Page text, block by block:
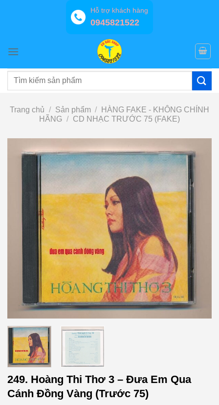
Hỗ trợ khách hàng
0945821522
Tìm
Trang chủ / Sản phẩm /
HÀNG FAKE - KHÔNG CHÍNH
HÃNG / CD NHẠC TRƯỚC 75 (FAKE)
249. Hoàng Thi Thơ 3 – Đưa Em Qua
Cánh Đồng Vàng (Trước 75)